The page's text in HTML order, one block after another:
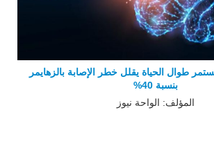
طوال الحياة يقلل خطر الإصابة بالزهايمر
بنسبة 40%
المؤلف: الواحة نيوز